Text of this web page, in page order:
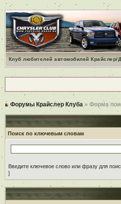
Клуб любителей автомобилей Крайслер/
Форумы Крайслер Клуба » Форма
Поиск по ключевым словам
Введите ключевое слово или фразу для
]